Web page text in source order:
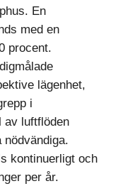
En
med en
procent.
lägenhet,
i
av luftflöden
nödvändiga.
kontinuerligt och
per år.